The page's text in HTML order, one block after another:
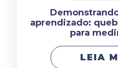
aprendizado:
para
LEIA